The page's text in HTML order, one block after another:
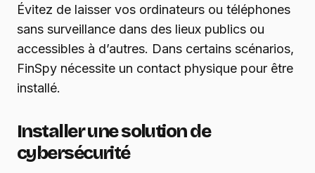
Évitez de laisser vos ordinateurs ou téléphones
sans surveillance dans des lieux publics ou
accessibles à d’autres. Dans certains scénarios,
FinSpy nécessite un contact physique pour être
installé.
Installer une solution de
cybersécurité